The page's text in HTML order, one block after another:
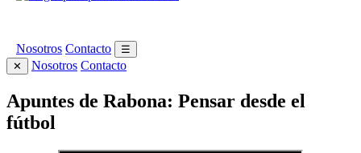
Nosotros Contacto
☰
✕
Nosotros Contacto
Apuntes de Rabona: Pensar desde el
fútbol